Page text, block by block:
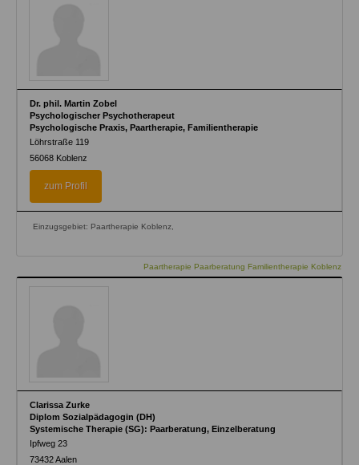
Dr. phil. Martin Zobel
Psychologischer Psychotherapeut
Psychologische Praxis, Paartherapie, Familientherapie
Löhrstraße 119
56068 Koblenz
zum Profil
Einzugsgebiet: Paartherapie Koblenz,
Paartherapie Paarberatung Familientherapie Koblenz
Clarissa Zurke
Diplom Sozialpädagogin (DH)
Systemische Therapie (SG): Paarberatung, Einzelberatung
Ipfweg 23
73432Aalen